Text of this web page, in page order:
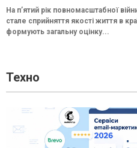
На п’ятий рік повномасштабної
стале сприйняття якості життя в
формують загальну оцінку...
Техно